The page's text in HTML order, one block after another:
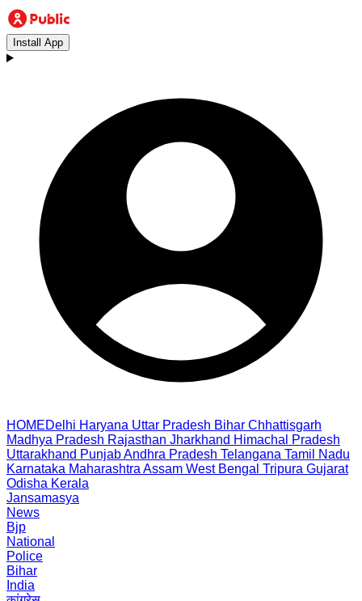
Install App
HOMEDelhi Haryana Uttar Pradesh Bihar Chhattisgarh
Madhya Pradesh Rajasthan Jharkhand Himachal Pradesh
Uttarakhand PunjabAndhra Pradesh Telangana Tamil Nadu
Karnataka Maharashtra Assam West Bengal Tripura Gujarat
Odisha Kerala
Jansamasya
News
Bjp
National
Police
Bihar
India